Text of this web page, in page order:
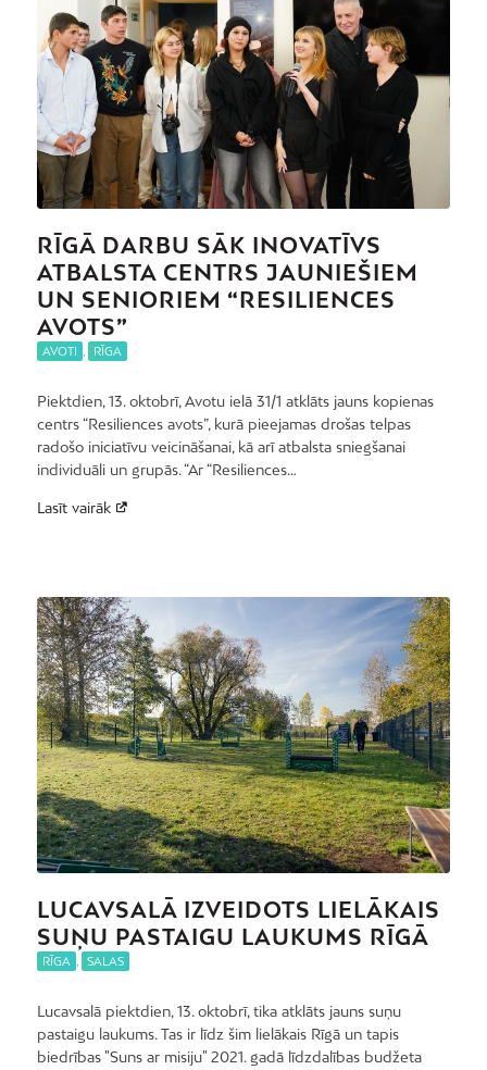
RĪGĀ DARBU SĀK INOVATĪVS
ATBALSTA CENTRS JAUNIEŠIEM
UN SENIORIEM “RESILIENCES
AVOTS”
AVOTI RĪGA
Piektdien, 13. oktobrī, Avotu ielā 31/1 atklāts jauns kopienas
centrs “Resiliences avots”, kurā pieejamas drošas telpas
radošo iniciatīvu veicināšanai, kā arī atbalsta sniegšanai
individuāli un grupās. “Ar “Resiliences…
Lasīt vairāk
LUCAVSALĀ IZVEIDOTS LIELĀKAIS
SUŅU PASTAIGU LAUKUMS RĪGĀ
RĪGA SALAS
Lucavsalā piektdien, 13. oktobrī, tika atklāts jauns suņu
pastaigu laukums. Tas ir līdz šim lielākais Rīgā un tapis
biedrības "Suns ar misiju" 2021. gadā līdzdalības budžeta